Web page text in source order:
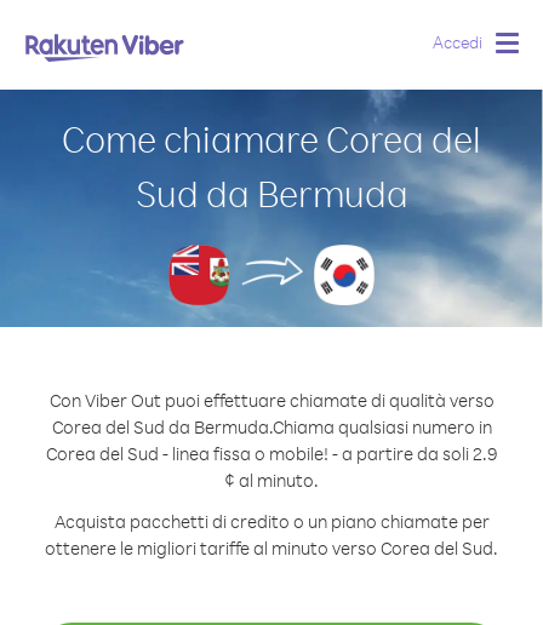
Accedi
Come chiamare Corea del
Sud da Bermuda
Con Viber Out puoi effettuare chiamate di qualità verso
Corea del Sud da Bermuda.Chiama qualsiasi numero in
Corea del Sud - linea fissa o mobile! - a partire da soli 2.9
¢ al minuto.
Acquista pacchetti di credito o un piano chiamate per
ottenere le migliori tariffe al minuto verso Corea del Sud.